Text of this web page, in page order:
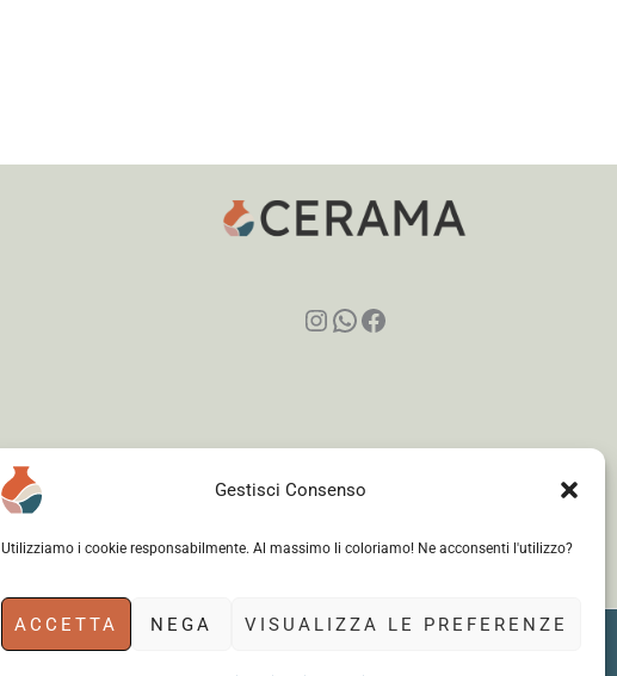
Gestisci Consenso
Utilizziamo i cookie responsabilmente. Al massimo li coloriamo! Ne acconsenti l'utilizzo?
ACCETTA NEGA VISUALIZZA LE PREFERENZE
Instagram
WhatsApp
Facebook